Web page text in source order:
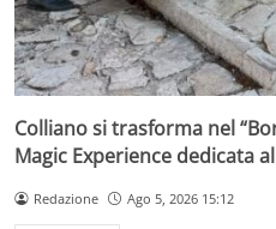
Colliano si trasforma nel
Magic Experience dedicata
Redazione Ago 5, 2026 15:12